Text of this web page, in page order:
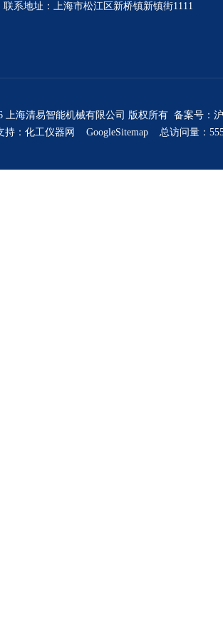
联系地址：上海市松江区新桥镇新镇街1111
上海清易智能机械有限公司 版权所有 备案号：
持： 化工仪器网 GoogleSitemap 总访问量：